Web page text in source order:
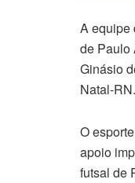
A equipe
de Paulo
Ginásio
Natal-RN.
O
apoio
futsal de